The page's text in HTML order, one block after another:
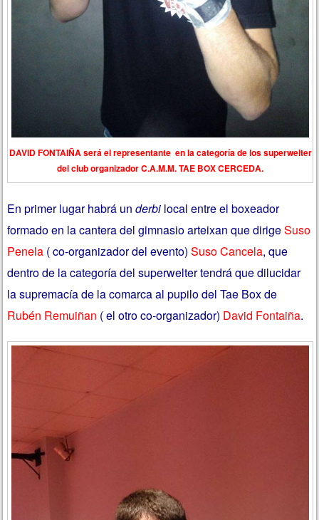
DAVID FONTAIÑA será el representante en la categoría de los superwelter
del club organizador C.A.M.M. TAE BOX CERCEDA.
En primer lugar habrá underbi local entre el boxeador
formado en la cantera del gimnasio arteixan que dirigeSuso
Penela ( co-organizador del evento)Suso Cancela, que
dentro de la categoría del superwelter tendrá que dilucidar
la supremacía de la comarca al pupilo del Tae Box de
Rubén Remuiñan ( el otro co-organizador) David Fontaiña.